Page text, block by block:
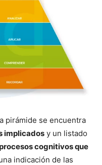
pirámide se encuentra
implicados y un listado
cognitivos que
indicación de las